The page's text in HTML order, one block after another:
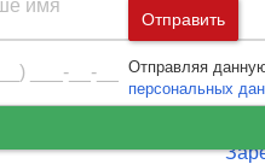
Москва и
Санкт-
Отправить
Отправляя
персональных